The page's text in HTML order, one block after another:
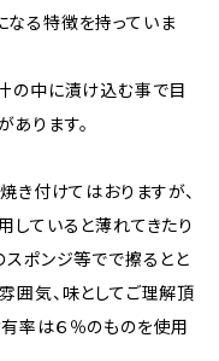
る特徴を持っていま
の中に漬け込む事で目
ります。
き付けてはおりますが、
していると薄れてきたり
スポンジ等でで擦るとと
囲気、味としてご理解頂
率は６％のものを使用